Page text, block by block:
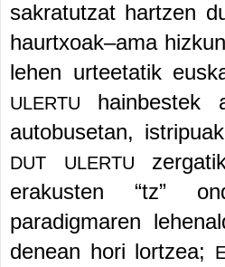
sakratutzat hartzen
haurtxoak–ama
lehen urteetatik
ULERTU
autobusetan,
DUT ULERTU
erakusten “tz”
paradigmaren
denean hori lortzea;